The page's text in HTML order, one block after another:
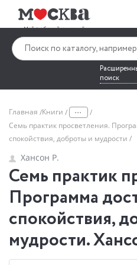
поиск
Главная Книги ...
Семь практик просветления.
спокойствия, доброты и мудрости
Хансон Р.
Семь практик
Программа
спокойствия,
мудрости.